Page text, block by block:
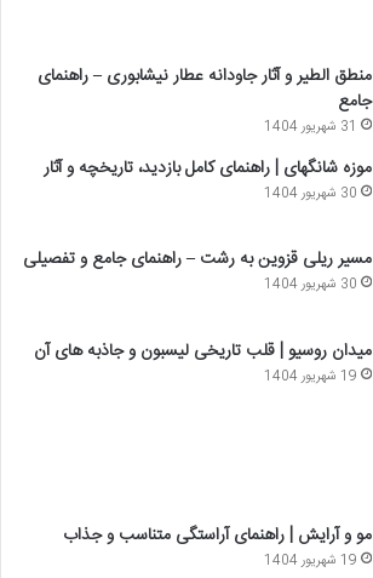
منطق الطیر و آثار جاودانه عطار نیشابوری – راهنمای
جامع
31 شهریور 1404
موزه شانگهای | راهنمای کامل بازدید، تاریخچه و آثار
30 شهریور 1404
مسیر ریلی قزوین به رشت – راهنمای جامع و تفصیلی
30 شهریور 1404
میدان روسیو | قلب تاریخی لیسبون و جاذبه های آن
19 شهریور 1404
مو و آرایش | راهنمای آراستگی متناسب و جذاب
19 شهریور 1404